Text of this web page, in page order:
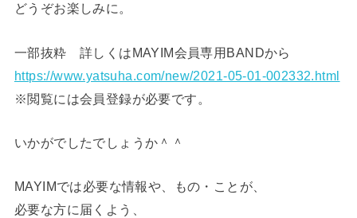
どうぞお楽しみに。
一部抜粋 詳しくはMAYIM会員専用BANDから
https://www.yatsuha.com/new/2021-05-01-002332.html
※閲覧には会員登録が必要です。
いかがでしたでしょうか＾＾
MAYIMでは必要な情報や、もの・ことが、
必要な方に届くよう、